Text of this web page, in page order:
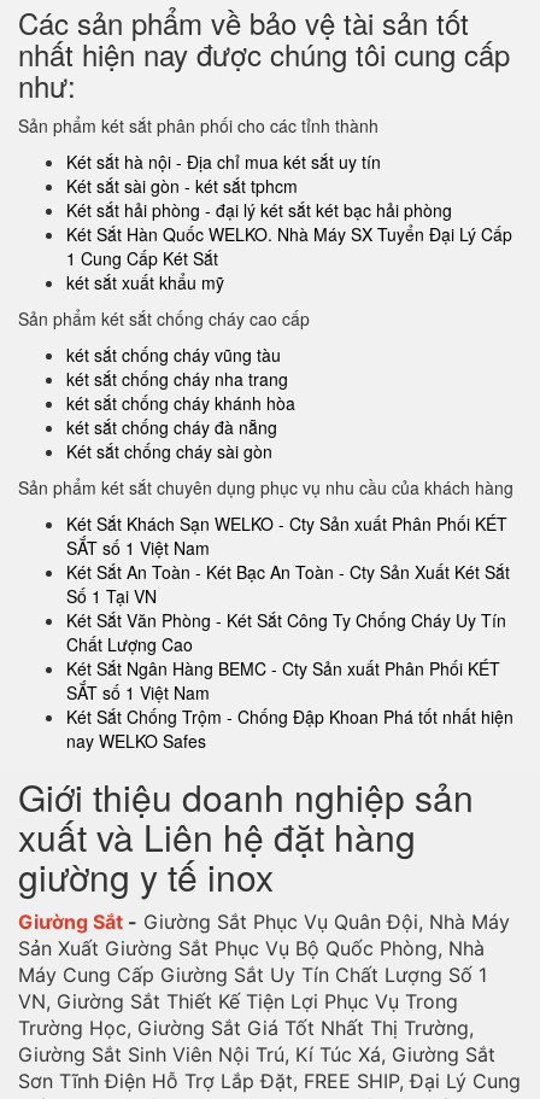
Các sản phẩm về bảo vệ tài sản tốt
nhất hiện nay được chúng tôi cung cấp
như:
Sản phẩm két sắt phân phối cho các tỉnh thành
Két sắt hà nội - Địa chỉ mua két sắt uy tín
Két sắt sài gòn - két sắt tphcm
Két sắt hải phòng - đại lý két sắt két bạc hải phòng
Két Sắt Hàn Quốc WELKO. Nhà Máy SX Tuyển Đại Lý Cấp
1 Cung Cấp Két Sắt
két sắt xuất khẩu mỹ
Sản phẩm két sắt chống cháy cao cấp
két sắt chống cháy vũng tàu
két sắt chống cháy nha trang
két sắt chống cháy khánh hòa
két sắt chống cháy đà nẵng
Két sắt chống cháy sài gòn
Sản phẩm két sắt chuyên dụng phục vụ nhu cầu của khách hàng
Két Sắt Khách Sạn WELKO - Cty Sản xuất Phân Phối KÉT
SẮT số 1 Việt Nam
Két Sắt An Toàn - Két Bạc An Toàn - Cty Sản Xuất Két Sắt
Số 1 Tại VN
Két Sắt Văn Phòng - Két Sắt Công Ty Chống Cháy Uy Tín
Chất Lượng Cao
Két Sắt Ngân Hàng BEMC - Cty Sản xuất Phân Phối KÉT
SẮT số 1 Việt Nam
Két Sắt Chống Trộm - Chống Đập Khoan Phá tốt nhất hiện
nay WELKO Safes
Giới thiệu doanh nghiệp sản
xuất và Liên hệ đặt hàng
giường y tế inox
Giường Sắt - Giường Sắt Phục Vụ Quân Đội, Nhà Máy
Sản Xuất Giường Sắt Phục Vụ Bộ Quốc Phòng, Nhà
Máy Cung Cấp Giường Sắt Uy Tín Chất Lượng Số 1
VN, Giường Sắt Thiết Kế Tiện Lợi Phục Vụ Trong
Trường Học, Giường Sắt Giá Tốt Nhất Thị Trường,
Giường Sắt Sinh Viên Nội Trú, Kí Túc Xá, Giường Sắt
Sơn Tĩnh Điện Hỗ Trợ Lắp Đặt, FREE SHIP, Đại Lý Cung